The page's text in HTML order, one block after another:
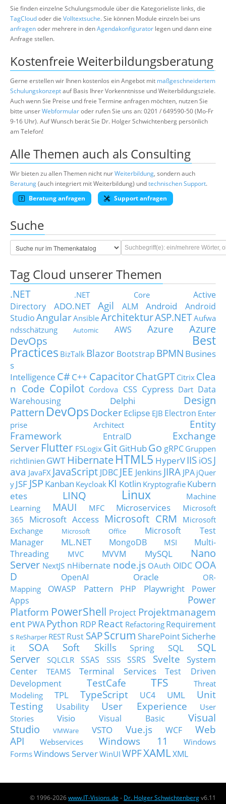
Sie finden einzelne Schulungsmodule über die Kategorieliste links, die
TagCloudoder die Volltextsuche. Sie können Module einzeln bei uns
anfragenoder mehrere in denAgendakonfigurator legen und dann eine
Anfrage stellen.
Kostenfreie Weiterbildungsberatung
Gerne erstellen wir Ihnen kostenlos ein Angebot mit maßgeschneidertem
Schulungskonzeptauf Basis Ihrer Vorkenntnisse und Weiterbildungsziele.
Auch wenn Sie Preise und freie Termine anfragen möchten, nutzen Sie
bitte unserWebformularoder rufen Sie uns an: 0201 / 649590-50 (Mo-Fr
9-16 Uhr). Auf Wunsch berät Sie Dr. Holger Schwichtenberg persönlich
am Telefon!
Alle Themen auch als Consulting
Wir bieten zu allen Themen nicht nurWeiterbildung, sondern auch
Beratung(auch integriert mit Weiterbildung) undtechnischen Support.
Beratung anfragen
Support anfragen
Suche
Tag Cloud unserer Themen
.NET .NET Core
Active
Directory
ADO.NET Agil ALM Android
Android
StudioAngularAnsible ArchitekturASP.NETAufwa
ndsschätzung
Automic AWS Azure
Azure
DevOps
Best
Practices BizTalk Blazor Bootstrap BPMN Busines
s
Intelligence C#C++ CapacitorChatGPT Citrix Clea
n Code Copilot Cordova CSS Cypress Dart Data
Warehousing
Delphi
Design
Pattern DevOps DockerEclipse EJB Electron Enter
prise Architect
Entity
Framework
EntraID
Exchange
Server Flutter FSLogix Git GitHubGo gRPC Gruppen
richtlinien GWT HibernateHTML5 HyperVIIS iOSJ
ava JavaFX JavaScript JDBC JEE Jenkins JIRA JPA jQuer
y JSF JSP Kanban Keycloak KI Kotlin Kryptografie Kubern
etes
LINQ Linux
Machine
Learning
MAUI MFC Microservices
Microsoft
365
Microsoft Access Microsoft CRM
Microsoft
Exchange
Microsoft Office
Microsoft Test
Manager
ML.NET MongoDB MSI
Multi-
Threading
MVC MVVM MySQL
Nano
Server NextJS nHibernate node.js OAuth OIDC OOA
D
OpenAI Oracle
OR-
Mapping
OWASP Pattern PHP Playwright
Power
Apps
Power
Platform PowerShell Project Projektmanagem
ent PWA Python RDP React Refactoring Requirement
s ReSharper RESTRust SAPScrum SharePointSicherhe
it
SOA Soft Skills Spring SQL
SQL
Server
SQLCLR SSAS SSIS SSRS Svelte
System
Center
TEAMS Terminal Services
Test Driven
Development
TestCafe TFS
Threat
Modeling
TPL TypeScript UC4 UML
Unit
Testing
Usability User Experience
User
Stories
Visio Visual Basic
Visual
Studio
VMWare VSTO Vue.js WCF
Web
API
Webservices Windows 11
Windows
FormsWindows ServerWinUI WPFXAMLXML
© 1996-2026www.IT-Visions.de - Dr. Holger Schwichtenbergv6.11